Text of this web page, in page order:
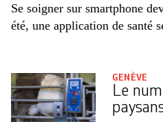
Se soigner sur smartphone
été, une application de santé
GENÈVE
Le